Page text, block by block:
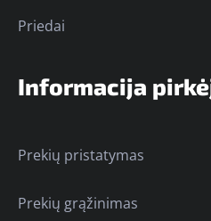
Priedai
Informacija
Prekių pristatymas
Prekių grąžinimas